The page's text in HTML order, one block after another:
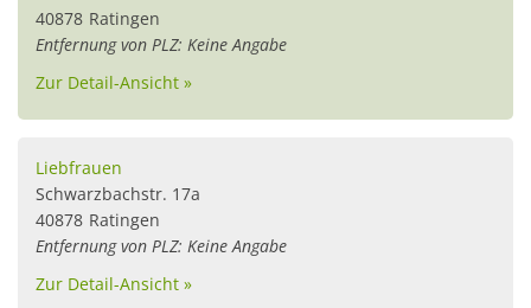
40878 Ratingen
Entfernung von PLZ: Keine Angabe
Zur Detail-Ansicht »
Liebfrauen
Schwarzbachstr. 17a
40878 Ratingen
Entfernung von PLZ: Keine Angabe
Zur Detail-Ansicht »